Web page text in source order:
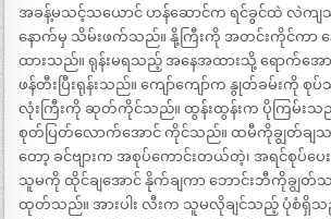
အခန့်မသင့်သယောင် ဟန်ဆောင်က ရင်ခွင်ထဲ လဲကျ
နောက်မှ သိမ်းဖက်သည်။ နို့ကြီးကို အတင်းကိုင်ကာ
ထားသည်။ ရုန်းမရသည့် အနေအထားသို့ ရောက်အ
ဖန်တီးပြီးရုန်းသည်။ ကျော်ကျော်က နွုတ်ခမ်းကို
လုံးကြီးကို ဆုတ်ကိုင်သည်။ ထွန်းထွန်းက ပိုကြမ်းသည်
စုတ်ပြတ်လောက်အောင် ကိုင်သည်။ ထမီကိုချွတ်ချသည်။
တော့ ခင်ဗျားက အစုပ်ကောင်းတယ်တဲ့၊ အရင်စုပ်ပေ
သူမကို ထိုင်ချအောင် နိုက်ချကာ ဘောင်းဘီကိုချွတ်
ထုတ်သည်။ အားပါး လီးက သူမလိုချင်သည့် ပုံစံရှိသ